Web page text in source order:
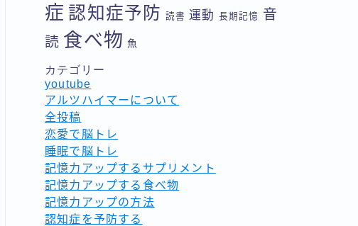
症 認知症予防 読書 運動 長期記憶
音
読 食べ物 魚
カテゴリー
youtube
アルツハイマーについて
全投稿
恋愛で脳トレ
睡眠で脳トレ
記憶力アップするサプリメント
記憶力アップする食べ物
記憶力アップの方法
認知症を予防する